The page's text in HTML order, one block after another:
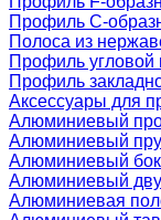
Профиль C-
Полоса из
Профиль угловой
Профиль
Аксессуары для
Алюминиевый
Алюминиевый
Алюминиевый
Алюминиевый
Алюминиевая